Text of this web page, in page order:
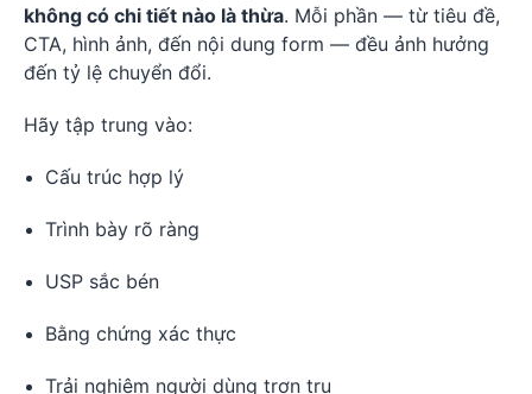
không có chi tiết nào là thừa. Mỗi phần — từ tiêu đề,
CTA, hình ảnh, đến nội dung form — đều ảnh hưởng
đến tỷ lệ chuyển đổi.
Hãy tập trung vào:
Cấu trúc hợp lý
Trình bày rõ ràng
USP sắc bén
Bằng chứng xác thực
Trải nghiệm người dùng trơn tru